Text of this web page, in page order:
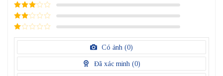
4/ 5
điểm
3/ 5
điểm
2/
điểm
1
điểm
Có ảnh (0)
Đã xác minh (0)